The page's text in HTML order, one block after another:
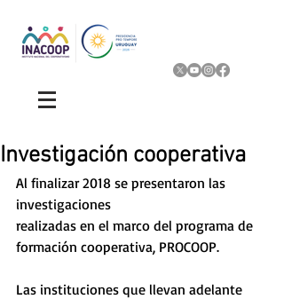
Investigación cooperativa
Al finalizar 2018 se presentaron las
investigaciones
realizadas en el marco del programa de
formación cooperativa, PROCOOP.
Las instituciones que llevan adelante